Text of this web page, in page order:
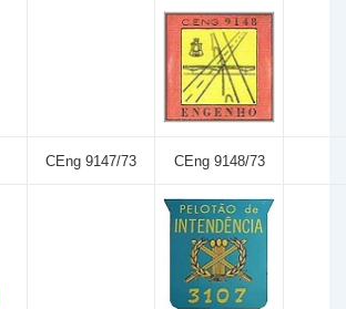
CEng 9147/73 CEng 9148/73